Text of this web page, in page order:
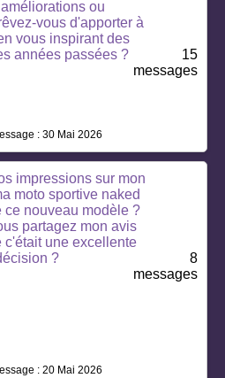
ou
vous d'apporter à
vous inspirant des
années passées ?
15
messages
: 30 Mai 2026
impressions sur mon
moto sportive naked
ce nouveau modèle ?
partagez mon avis
c'était une excellente
?
8
messages
: 20 Mai 2026